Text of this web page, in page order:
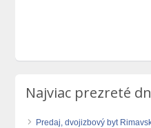
Najviac prezreté
Predaj, dvojizbový byt